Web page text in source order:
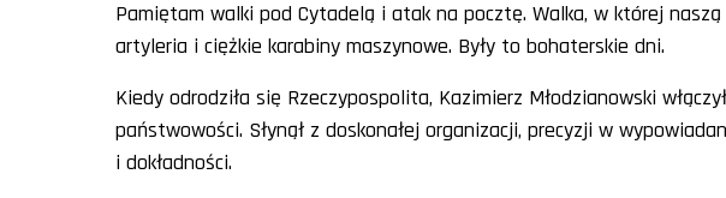
Pamiętam walki pod Cytadelą i atak na pocztę. Walka, w której naszą
artyleria i ciężkie karabiny maszynowe. Były to bohaterskie dni.
Kiedy odrodziła się Rzeczypospolita, Kazimierz Młodzianowski
państwowości. Słynął z doskonałej organizacji, precyzji w
i dokładności.